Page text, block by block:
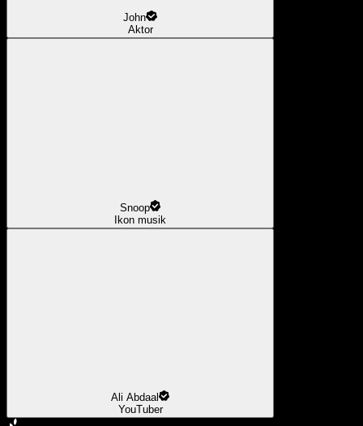
John
Aktor
Snoop
Ikon musik
Ali Abdaal
YouTuber